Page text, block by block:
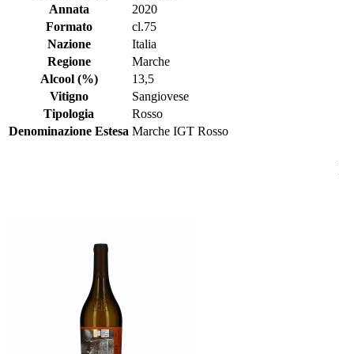
Annata
2020
Formato
cl.75
Nazione
Italia
Regione
Marche
Alcool (%)
13,5
Vitigno
Sangiovese
Tipologia
Rosso
Denominazione Estesa Marche IGT Rosso